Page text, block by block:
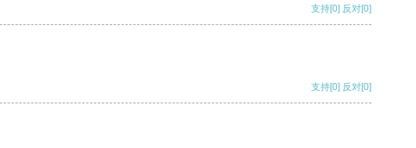
支持[0] 反对[0]
支持[0] 反对[0]